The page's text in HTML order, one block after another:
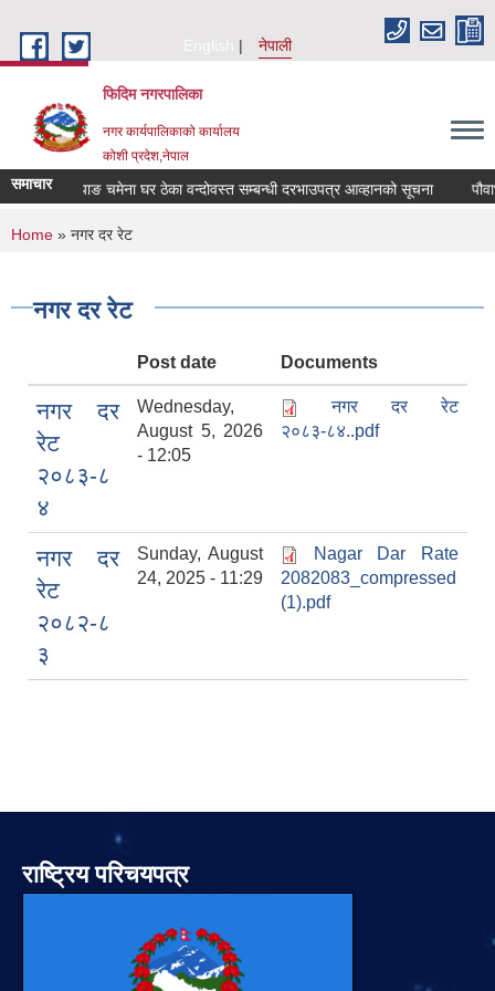
English
नेपाली
फिदिम नगरपालिका
नगर कार्यपालिकाको कार्यालय
कोशी प्रदेश,नेपाल
समाचार
पौवाभञ्ज्याङ चमेना घर ठेका वन्दोवस्त सम्बन्धी दरभाउपत्र आव्हानको सूचना
You are here
Home » नगर दर रेट
नगर दर रेट
Post date Documents
नगर दर
रेट
२०८३-८
४
Wednesday,
August 5, 2026
- 12:05
नगर दर रेट
२०८३-८४..pdf
नगर दर
रेट
२०८२-८
३
Sunday, August
24, 2025 - 11:29
Nagar Dar Rate
2082083_compressed
(1).pdf
राष्ट्रिय परिचयपत्र